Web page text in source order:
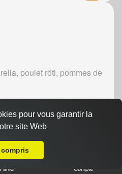
poulet rôti, pommes de
Panier Compte
pour vous garantir la
site Web